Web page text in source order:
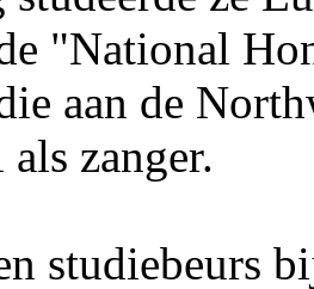
"National
aan de
zanger.
studiebeurs